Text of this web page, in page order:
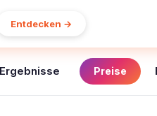
Entdecken →
Ergebnisse Preise